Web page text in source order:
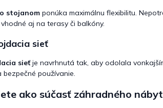
stojanom ponúka maximálnu flexibilitu.
aj na terasy či balkóny.
sieť
sieť je navrhnutá tak, aby odolala
používanie.
ako súčasť záhradného